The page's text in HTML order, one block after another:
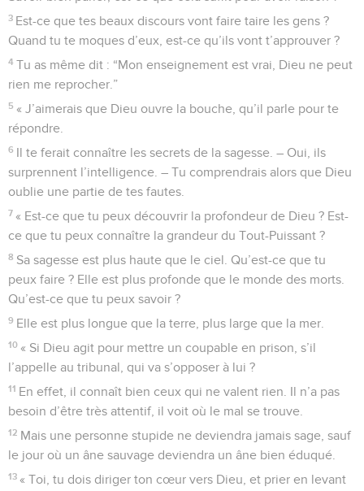
3 Est-ce que tes beaux discours vont faire taire les gens ?
Quand tu te moques d’eux, est-ce qu’ils vont t’approuver ?
4 Tu as même dit : “Mon enseignement est vrai, Dieu ne peut
rien me reprocher.”
5 « J’aimerais que Dieu ouvre la bouche, qu’il parle pour te
répondre.
6 Il te ferait connaître les secrets de la sagesse. – Oui, ils
surprennent l’intelligence. – Tu comprendrais alors que Dieu
oublie une partie de tes fautes.
7 « Est-ce que tu peux découvrir la profondeur de Dieu ? Est-
ce que tu peux connaître la grandeur du Tout-Puissant ?
8 Sa sagesse est plus haute que le ciel. Qu’est-ce que tu
peux faire ? Elle est plus profonde que le monde des morts.
Qu’est-ce que tu peux savoir ?
9 Elle est plus longue que la terre, plus large que la mer.
10 « Si Dieu agit pour mettre un coupable en prison, s’il
l’appelle au tribunal, qui va s’opposer à lui ?
11 En effet, il connaît bien ceux qui ne valent rien. Il n’a pas
besoin d’être très attentif, il voit où le mal se trouve.
12 Mais une personne stupide ne deviendra jamais sage, sauf
le jour où un âne sauvage deviendra un âne bien éduqué.
13 « Toi, tu dois diriger ton cœur vers Dieu, et prier en levant